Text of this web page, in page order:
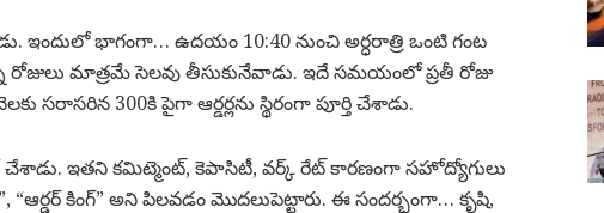
ఇందులో భాగంగా… ఉదయం 10:40 నుంచి అర్ధరాత్రి ఒంటి గంట
రోజులు మాత్రమే సెలవు తీసుకునేవాడు. ఇదే సమయంలో ప్రతీ రోజు
సరాసరిన 300కి పైగా ఆర్డర్లను స్థిరంగా పూర్తి చేశాడు.
ఇతని కమిట్మెంట్, కెపాసిటీ, వర్క్ రేట్ కారణంగా సహోద్యోగులు
కింగ్” అని పిలవడం మొదలుపెట్టారు. ఈ సందర్భంగా… కృషి,